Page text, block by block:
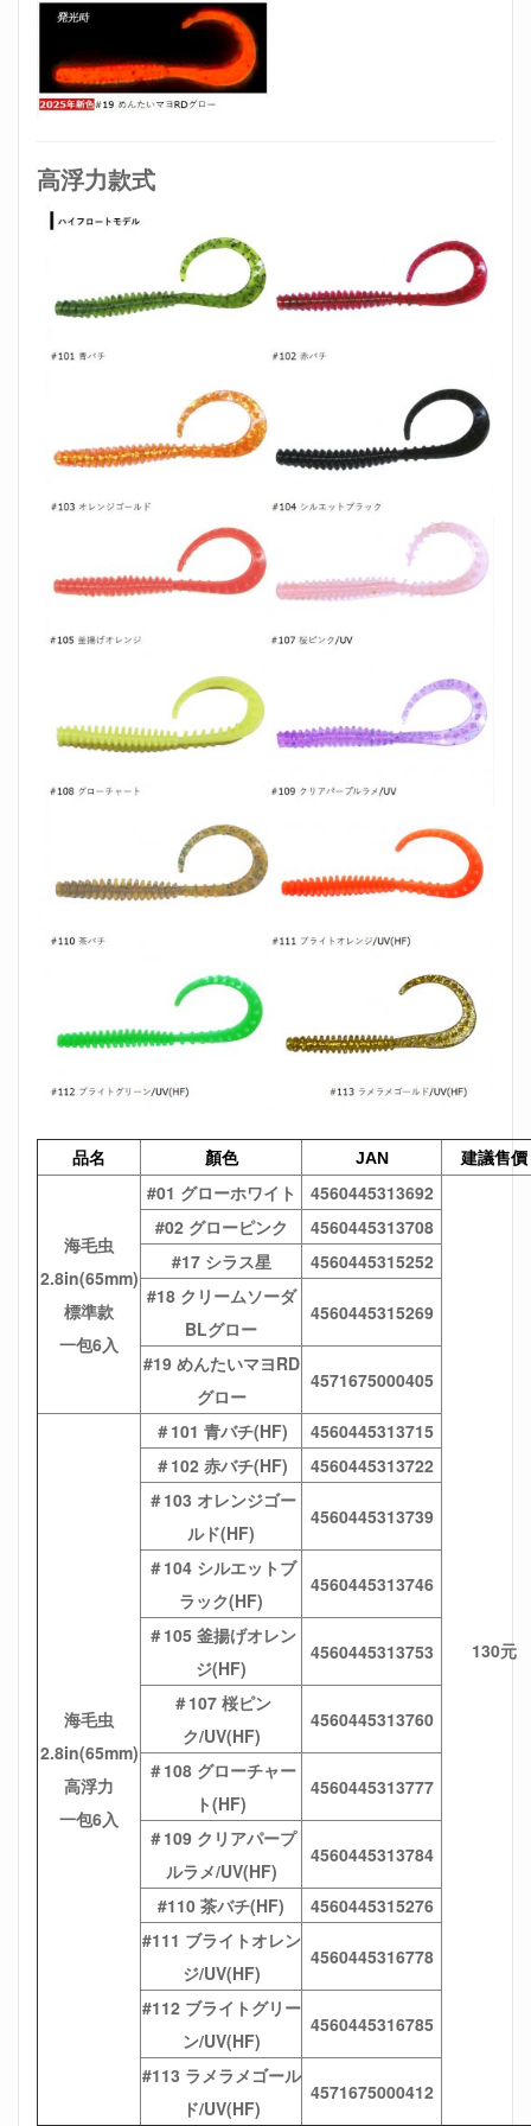
高浮力款式
品名 顏色 JAN 建議售價
海毛虫
2.8in(65mm)
標準款
一包6入
#01 グローホワイト 4560445313692
130元
#02 グローピンク
4560445313708
#17 シラス星
4560445315252
#18 クリームソーダ
BLグロー
4560445315269
#19 めんたいマヨRD
グロー
4571675000405
海毛虫
2.8in(65mm)
高浮力
一包6入
＃101 青バチ(HF)
4560445313715
＃102 赤バチ(HF)
4560445313722
＃103 オレンジゴー
ルド(HF)
4560445313739
＃104 シルエットブ
ラック(HF)
4560445313746
＃105 釜揚げオレン
ジ(HF)
4560445313753
＃107 桜ピン
ク/UV(HF)
4560445313760
＃108 グローチャー
ト(HF)
4560445313777
＃109 クリアパープ
ルラメ/UV(HF)
4560445313784
#110 茶バチ(HF)
4560445315276
#111 ブライトオレン
ジ/UV(HF)
4560445316778
#112 ブライトグリー
ン/UV(HF)
4560445316785
#113 ラメラメゴール
ド/UV(HF)
4571675000412